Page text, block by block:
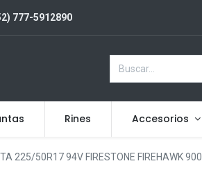
777-5912890
Rines Accesorios
225/50R17 94V FIRESTONE FIREHAWK 900